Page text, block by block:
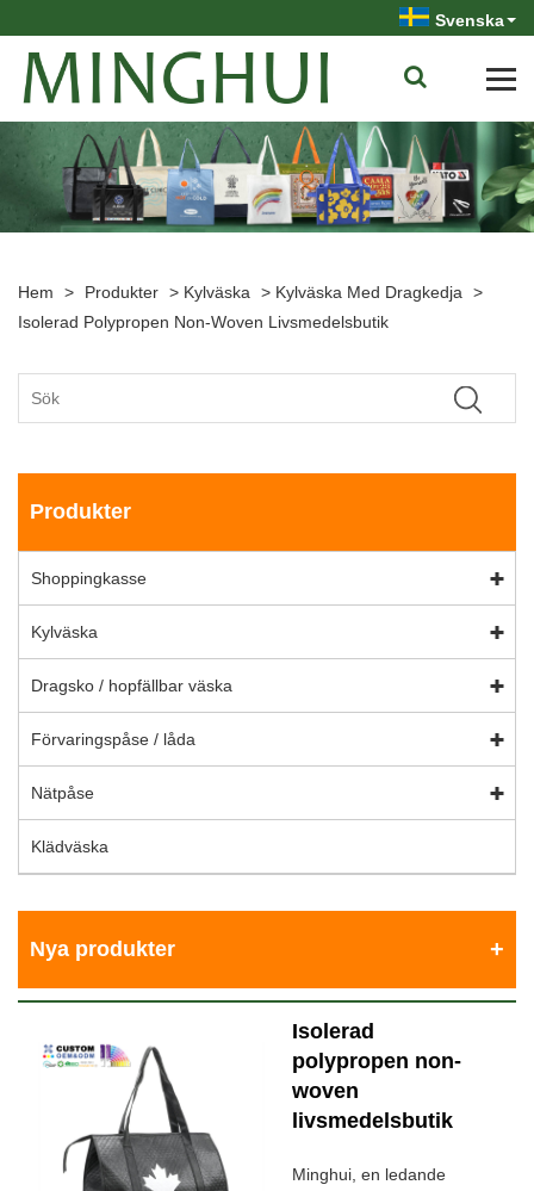
Svenska
Hem > Produkter > Kylväska > Kylväska Med Dragkedja >
Isolerad Polypropen Non-Woven Livsmedelsbutik
Produkter
Shoppingkasse
Kylväska
Dragsko / hopfällbar väska
Förvaringspåse / låda
Nätpåse
Klädväska
Nya produkter
Isolerad
polypropen non-
woven
livsmedelsbutik
Minghui, en ledande